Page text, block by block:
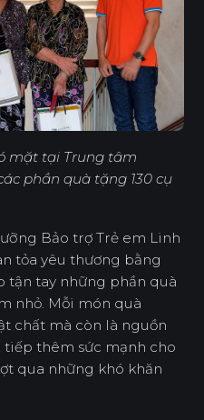
mặt tại Trung tâm
phần quà tặng 130 cụ
Bảo trợ Trẻ em Linh
tỏa yêu thương bằng
tận tay những phần quà
nhỏ. Mỗi món quà
chất mà còn là nguồn
thêm sức mạnh cho
qua những khó khăn